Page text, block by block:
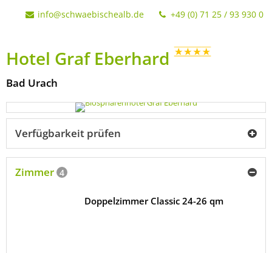
info@schwaebischealb.de +49 (0) 71 25 / 93 930 0
Hotel Graf Eberhard
Bad Urach
Verfügbarkeit prüfen
Zimmer 4
Doppelzimmer Classic 24-26 qm